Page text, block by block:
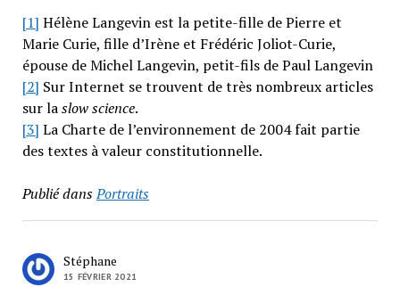
[1] Hélène Langevin est la petite-fille de Pierre et
Marie Curie, fille d’Irène et Frédéric Joliot-Curie,
épouse de Michel Langevin, petit-fils de Paul Langevin
[2] Sur Internet se trouvent de très nombreux articles
sur laslow science.
[3] La Charte de l’environnement de 2004 fait partie
des textes à valeur constitutionnelle.
Publié dansPortraits
Stéphane
15 FÉVRIER 2021